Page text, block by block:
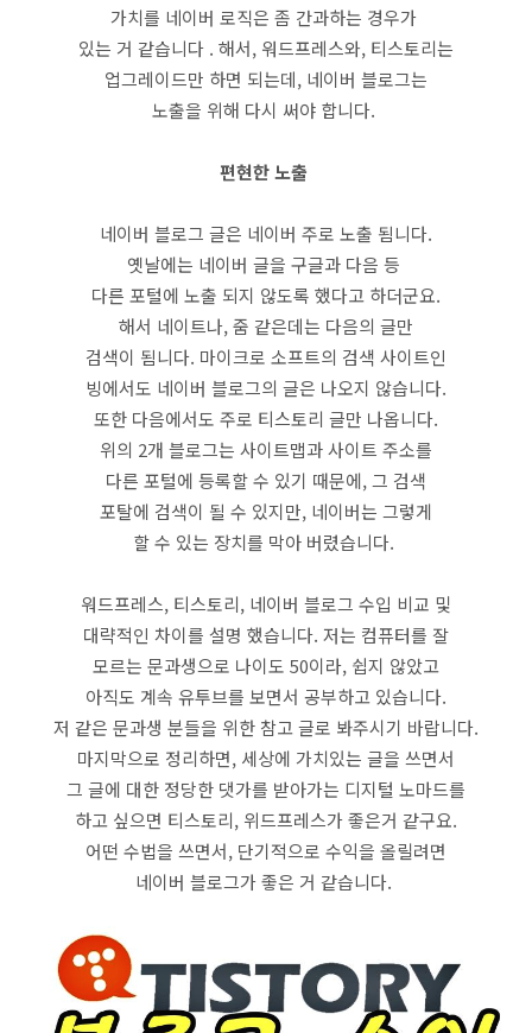
가치를 네이버 로직은 좀 간과하는 경우가
있는 거 같습니다 . 해서, 워드프레스와, 티스토리는
업그레이드만 하면 되는데, 네이버 블로그는
노출을 위해 다시 써야 합니다.
편현한 노출
네이버 블로그 글은 네이버 주로 노출 됨니다.
옛날에는 네이버 글을 구글과 다음 등
다른 포털에 노출 되지 않도록 했다고 하더군요.
해서 네이트나, 줌 같은데는 다음의 글만
검색이 됨니다. 마이크로 소프트의 검색 사이트인
빙에서도 네이버 블로그의 글은 나오지 않습니다.
또한 다음에서도 주로 티스토리 글만 나옵니다.
위의 2개 블로그는 사이트맵과 사이트 주소를
다른 포털에 등록할 수 있기 때문에, 그 검색
포탈에 검색이 될 수 있지만, 네이버는 그렇게
할 수 있는 장치를 막아 버렸습니다.
워드프레스, 티스토리, 네이버 블로그 수입 비교 및
대략적인 차이를 설명 했습니다. 저는 컴퓨터를 잘
모르는 문과생으로 나이도 50이라, 쉽지 않았고
아직도 계속 유투브를 보면서 공부하고 있습니다.
저 같은 문과생 분들을 위한 참고 글로 봐주시기 바랍니다.
마지막으로 정리하면, 세상에 가치있는 글을 쓰면서
그 글에 대한 정당한 댓가를 받아가는 디지털 노마드를
하고 싶으면 티스토리, 위드프레스가 좋은거 같구요.
어떤 수법을 쓰면서, 단기적으로 수익을 올릴려면
네이버 블로그가 좋은 거 같습니다.